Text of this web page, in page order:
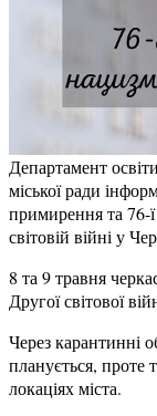
Департамент
міської ради
примирення та 76-
світовій війні у
8 та 9 травня
Другої світової
Через карантинні
планується, проте
локаціях міста.